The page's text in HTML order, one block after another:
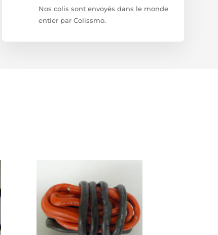
Nos colis sont envoyés dans le monde
entier par Colissmo.